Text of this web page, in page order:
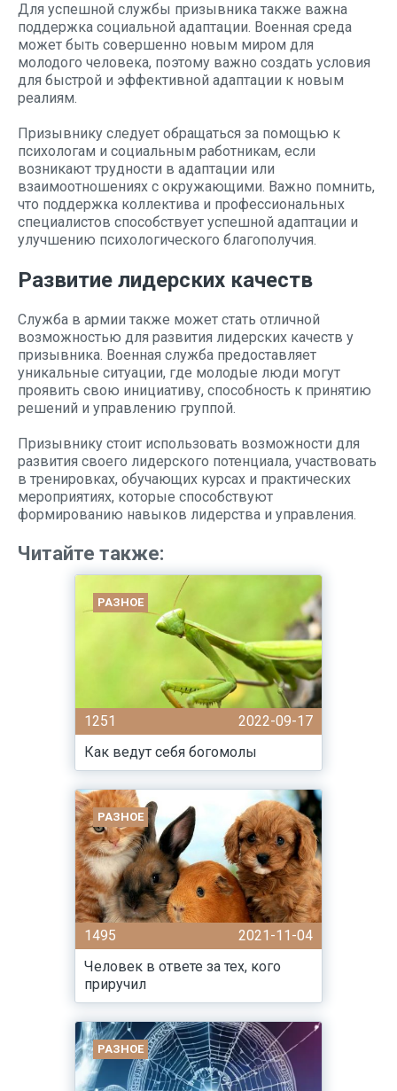
Для успешной службы призывника также важна
поддержка социальной адаптации. Военная среда
может быть совершенно новым миром для
молодого человека, поэтому важно создать условия
для быстрой и эффективной адаптации к новым
реалиям.
Призывнику следует обращаться за помощью к
психологам и социальным работникам, если
возникают трудности в адаптации или
взаимоотношениях с окружающими. Важно помнить,
что поддержка коллектива и профессиональных
специалистов способствует успешной адаптации и
улучшению психологического благополучия.
Развитие лидерских качеств
Служба в армии также может стать отличной
возможностью для развития лидерских качеств у
призывника. Военная служба предоставляет
уникальные ситуации, где молодые люди могут
проявить свою инициативу, способность к принятию
решений и управлению группой.
Призывнику стоит использовать возможности для
развития своего лидерского потенциала, участвовать
в тренировках, обучающих курсах и практических
мероприятиях, которые способствуют
формированию навыков лидерства и управления.
Читайте также:
РАЗНОЕ
1251
2022-09-17
Как ведут себя богомолы
РАЗНОЕ
1495
2021-11-04
Человек в ответе за тех, кого
приручил
РАЗНОЕ